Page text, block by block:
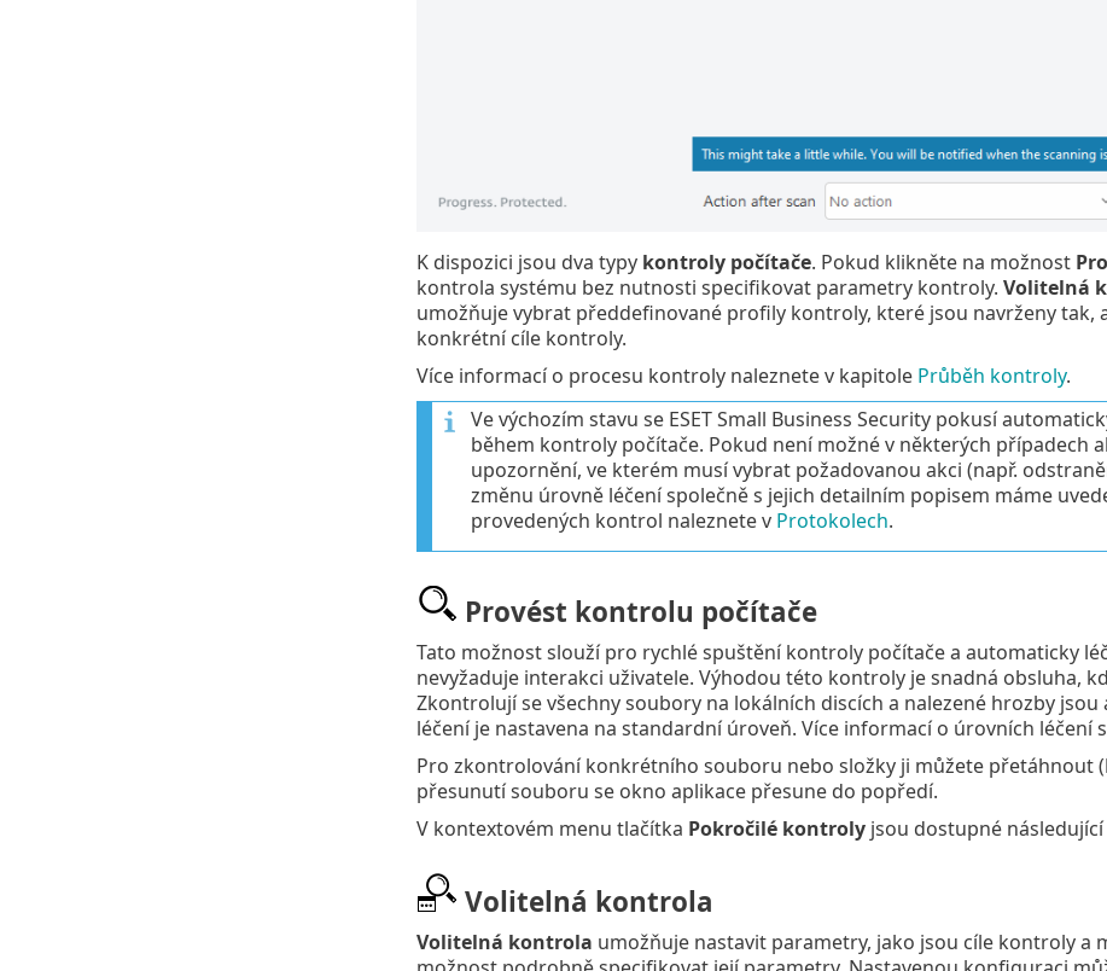
K dispozici jsou dva typy kontroly počítače. Pokud klikněte na možnost
kontrola systému bez nutnosti specifikovat parametry kontroly. Volitelná
umožňuje vybrat předdefinované profily kontroly, které jsou navrženy tak,
konkrétní cíle kontroly.
Více informací o procesu kontroly naleznete v kapitole Průběh kontroly.
Ve výchozím stavu se ESET Small Business Security pokusí
během kontroly počítače. Pokud není možné v některých případech
upozornění, ve kterém musí vybrat požadovanou akci (např.
změnu úrovně léčení společně s jejich detailním popisem máme
provedených kontrol naleznete v Protokolech.
Provést kontrolu počítače
Tato možnost slouží pro rychlé spuštění kontroly počítače a automaticky
nevyžaduje interakci uživatele. Výhodou této kontroly je snadná obsluha,
Zkontrolují se všechny soubory na lokálních discích a nalezené hrozby
léčení je nastavena na standardní úroveň. Více informací o úrovních léčení
Pro zkontrolování konkrétního souboru nebo složky ji můžete přetáhnout (
přesunutí souboru se okno aplikace přesune do popředí.
V kontextovém menu tlačítka Pokročilé kontrolyjsou dostupné
Volitelná kontrola
Volitelná kontrola umožňuje nastavit parametry, jako jsou cíle kontroly a